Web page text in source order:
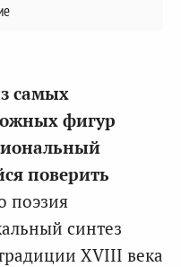
самых
фигур
поверить
поэзия
синтез
XVIII века